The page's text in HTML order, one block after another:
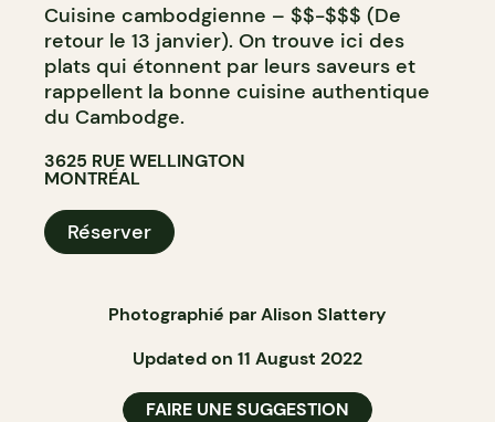
Cuisine cambodgienne – $$-$$$ (De
retour le 13 janvier). On trouve ici des
plats qui étonnent par leurs saveurs et
rappellent la bonne cuisine authentique
du Cambodge.
3625 RUE WELLINGTON
MONTRÉAL
Réserver
Photographié par Alison Slattery
Updated on 11 August 2022
FAIRE UNE SUGGESTION